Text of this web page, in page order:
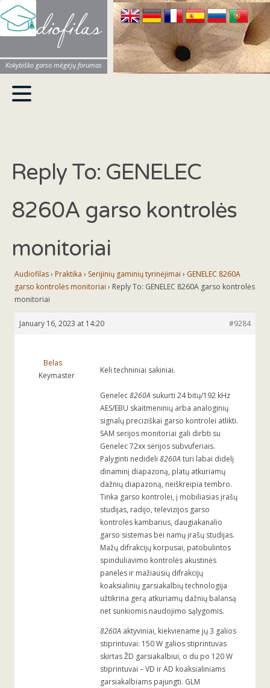
Audiofilas
Kokybiško garso mėgėjų forumas
Reply To: GENELEC
8260A garso kontrolės
monitoriai
Audiofilas› Praktika › Serijinių gaminių tyrinėjimai › GENELEC 8260A
garso kontrolės monitoriai › Reply To: GENELEC 8260A garso kontrolės
monitoriai
January 16, 2023 at 14:20 #9284
Belas
Keymaster
Keli techniniai sakiniai.
Genelec8260A sukurti 24 bitų/192 kHz
AES/EBU skaitmeninių arba analoginių
signalų preciziškai garso kontrolei atlikti.
SAM serijos monitoriai gali dirbti su
Genelec 72xx serijos subvuferiais.
Palyginti nedideli 8260A turi labai didelį
dinaminį diapazoną, platų atkuriamų
dažnių diapazoną, neiškreipia tembro.
Tinka garso kontrolei, į mobiliasias įrašų
studijas, radijo, televizijos garso
kontrolės kambarius, daugiakanalio
garso sistemas bei namų įrašų studijas.
Mažų difrakcijų korpusai, patobulintos
spinduliavimo kontrolės akustinės
panelės ir mažiausių difrakcijų
koaksialinių garsiakalbių technologija
užtikrina gerą atkuriamų dažnių balansą
net sunkiomis naudojimo sąlygomis.
8260A aktyviniai, kiekviename jų 3 galios
stiprintuvai: 150 W galios stiprintuvas
skirtas ŽD garsiakalbiui, o du po 120 W
stiprintuvai – VD ir AD koaksialiniams
garsiakalbiams pajungti. GLM